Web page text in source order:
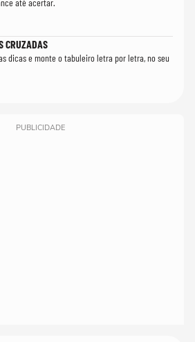
até acertar.
CRUZADAS
dicas e monte o tabuleiro letra por letra, no seu
PUBLICIDADE